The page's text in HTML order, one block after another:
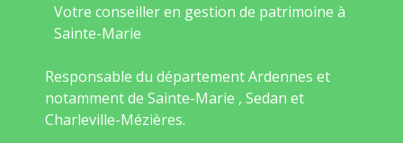
Votre conseiller en gestion de patrimoine à
Sainte-Marie
Responsable du département Ardennes et
notamment de Sainte-Marie , Sedan et
Charleville-Mézières.